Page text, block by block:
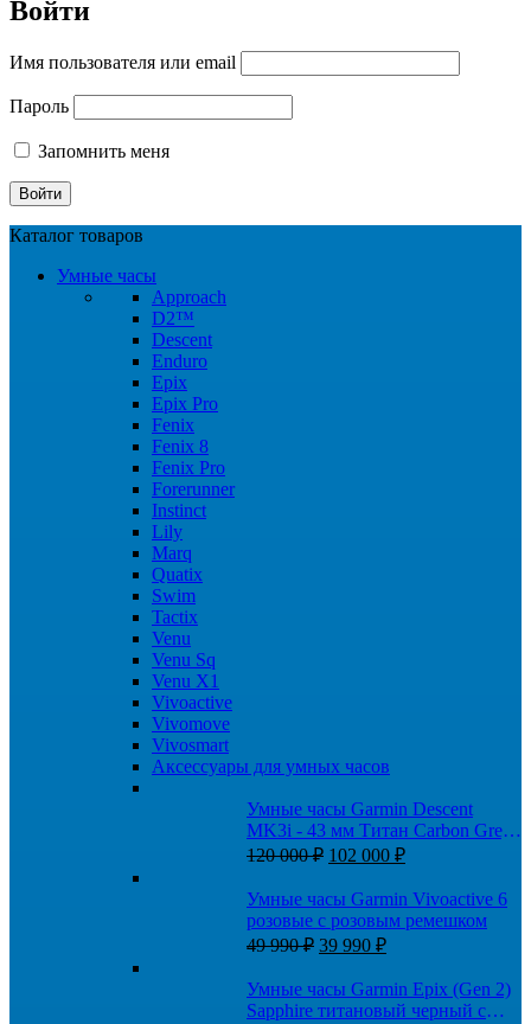
Войти
Имя пользователя или email
Пароль
Запомнить меня
Каталог товаров
Умные часы
Approach
D2™
Descent
Enduro
Epix
Epix Pro
Fenix
Fenix 8
Fenix Pro
Forerunner
Instinct
Lily
Marq
Quatix
Swim
Tactix
Venu
Venu Sq
Venu X1
Vivoactive
Vivomove
Vivosmart
Аксессуары для умных часов
Умные часы Garmin Descent
MK3i - 43 мм Титан Carbon Grey
DLC с черным силиконовым
120 000₽ Первоначальная
составляла
120
000 ₽.
102 000 ₽Текущая
102
000 ₽.
Умные часы Garmin Vivoactive 6
розовые с розовым ремешком
49 990₽ Первоначальная
составляла
49
39 990 ₽Текущая
39
990 ₽.
Умные часы Garmin Epix (Gen 2)
Sapphire титановый черный с